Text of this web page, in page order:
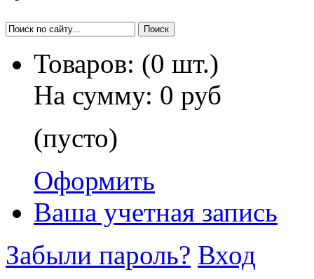
Товаров: (0 шт.)
На сумму: 0 руб
(пусто)
Оформить
Ваша учетная запись
Забыли пароль? Вход